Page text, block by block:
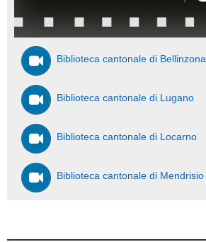
Biblioteca cantonale di Bellinzona
Biblioteca cantonale di Lugano
Biblioteca cantonale di Locarno
Biblioteca cantonale di Mendrisio